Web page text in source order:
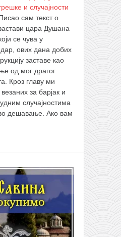
и случајности
сам текст о
цара Душана
се чува у
ових дана добих
заставе као
од мог драгог
Кроз главу ми
за барјак и
случајностима
дешавање. Ако вам